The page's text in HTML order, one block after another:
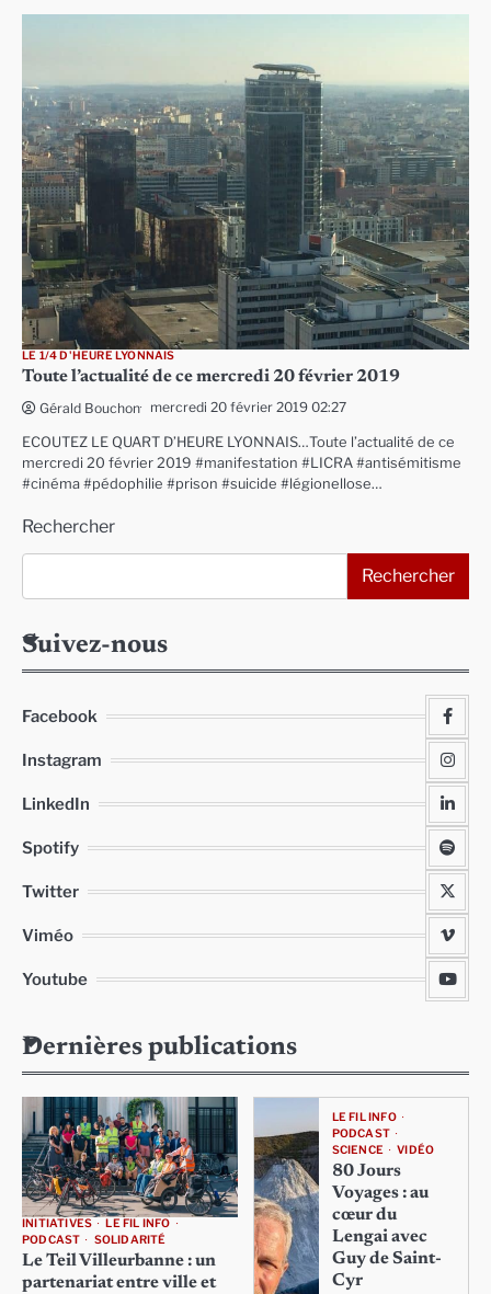
LE 1/4 D'HEURE LYONNAIS
Toute l’actualité de ce mercredi 20 février 2019
Gérald Bouchon mercredi 20 février 2019 02:27
ECOUTEZ LE QUART D’HEURE LYONNAIS…Toute l’actualité de ce
mercredi 20 février 2019 #manifestation #LICRA #antisémitisme
#cinéma #pédophilie #prison #suicide #légionellose…
Rechercher
Rechercher
Suivez-nous
Facebook
Instagram
LinkedIn
Spotify
Twitter
Viméo
Youtube
Dernières publications
INITIATIVES
LE FIL INFO
PODCAST
SOLIDARITÉ
Le Teil Villeurbanne : un
partenariat entre ville et
LE FIL INFO
PODCAST
SCIENCE
VIDÉO
80 Jours
Voyages : au
cœur du
Lengai avec
Guy de Saint-
Cyr